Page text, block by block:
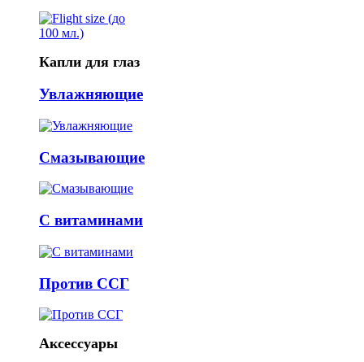
Капли для глаз
Увлажняющие
Смазывающие
С витаминами
Против ССГ
Аксессуары